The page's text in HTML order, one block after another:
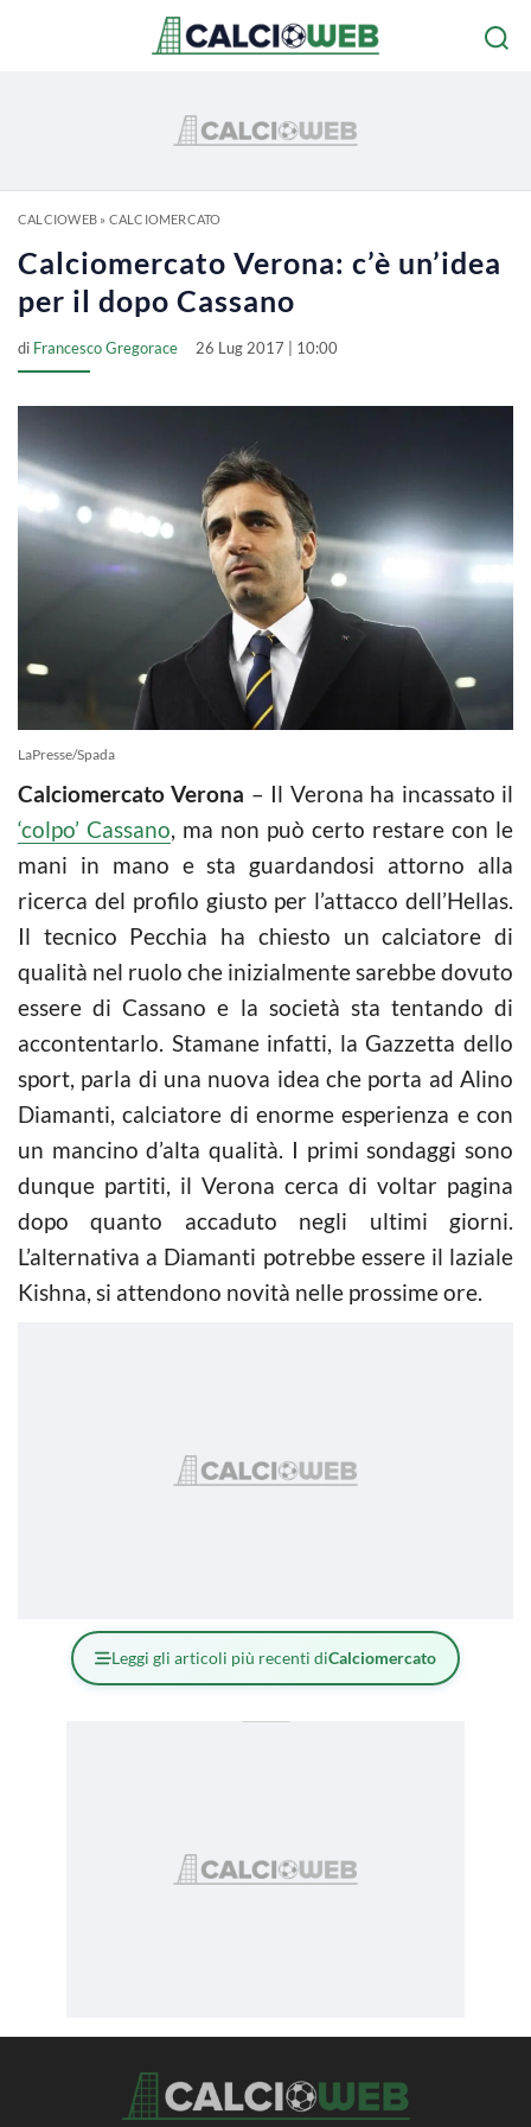
CALCIOWEB» CALCIOMERCATO
Calciomercato Verona: c’è un’idea
per il dopo Cassano
di Francesco Gregorace 26 Lug 2017 | 10:00
LaPresse/Spada
Calciomercato Verona – Il Verona ha incassato il
‘colpo’ Cassano, ma non può certo restare con le
mani in mano e sta guardandosi attorno alla
ricerca del profilo giusto per l’attacco dell’Hellas.
Il tecnico Pecchia ha chiesto un calciatore di
qualità nel ruolo che inizialmente sarebbe dovuto
essere di Cassano e la società sta tentando di
accontentarlo. Stamane infatti, la Gazzetta dello
sport, parla di una nuova idea che porta ad Alino
Diamanti, calciatore di enorme esperienza e con
un mancino d’alta qualità. I primi sondaggi sono
dunque partiti, il Verona cerca di voltar pagina
dopo quanto accaduto negli ultimi giorni.
L’alternativa a Diamanti potrebbe essere il laziale
Kishna, si attendono novità nelle prossime ore.
Leggi gli articoli più recenti diCalciomercato